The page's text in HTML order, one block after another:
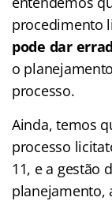
procedimento
pode dar
o
processo.
Ainda, temos
processo
11, e a gestão
planejamento,